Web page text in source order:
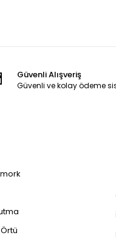
Güvenli Alışveriş
Güvenli ve kolay ödeme